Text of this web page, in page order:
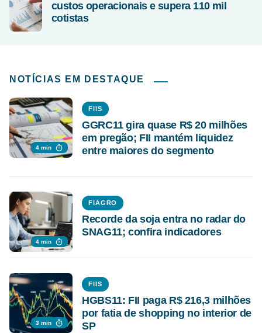
custos operacionais e supera 110 mil
cotistas
NOTÍCIAS EM DESTAQUE
4 min
FIIS
GGRC11 gira quase R$ 20 milhões
em pregão; FII mantém liquidez
entre maiores do segmento
4 min
FIAGRO
Recorde da soja entra no radar do
SNAG11; confira indicadores
3 min
FIIS
HGBS11: FII paga R$ 216,3 milhões
por fatia de shopping no interior de
SP